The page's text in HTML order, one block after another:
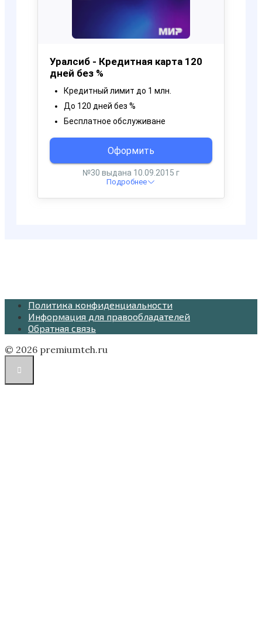
Политика конфиденциальности
Информация для правообладателей
Обратная связь
© 2026 premiumteh.ru